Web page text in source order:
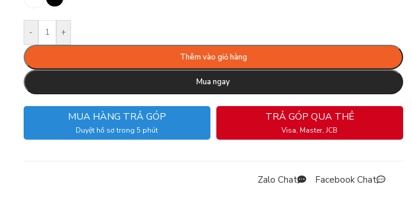
- +
Thêm vào giỏ hàng
Mua ngay
MUA HÀNG TRẢ GÓP
Duyệt hồ sơ trong 5 phút
TRẢ GÓP QUA THẺ
Visa, Master, JCB
Zalo Chat Facebook Chat